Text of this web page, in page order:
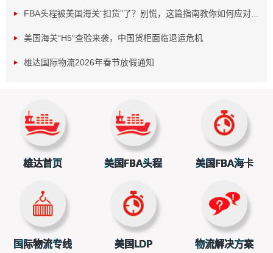
目的港清关流程不算复杂，但每个环节都得认真对
待。货物抵达进口国港口，船公司或航空公司会通知收货人
求。之后，向海关提交清关申请和相关文件，在电子通关普
及的地方，这一步能线上完成。海关官员会审核文件，确保
符合法律法规。有时，海关还会对货物进行检验检查，涵盖
安全、卫生、反倾销调查等方面。根据关税政策，进口商得
毕，海关就会放行货物，之后进口商安排运输，把货物运到
最终目的地。
FBA头程被美国海关“扣货”了？别慌，这篇指南教你如何应对...
美国海关“H5”查验来袭，中国货柜面临退运危机
雄达国际物流2026年春节放假通知
雄达首页 美国FBA头程 美国FBA海卡
国际物流专线 美国LDP 物流解决方案